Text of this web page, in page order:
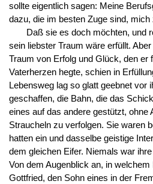
sollte eigentlich sagen: Meine
dazu, die im besten Zuge sind, mich
Daß sie es doch möchten, und
sein liebster Traum wäre erfüllt.
Traum von Erfolg und Glück, den er
Vaterherzen hegte, schien in
Lebensweg lag so glatt geebnet vor
geschaffen, die Bahn, die das
eines auf das andere gestützt, ohne
Straucheln zu verfolgen. Sie waren
hatten ein und dasselbe geistige
dem gleichen Eifer. Niemals war
Von dem Augenblick an, in
Gottfried, den Sohn eines in der